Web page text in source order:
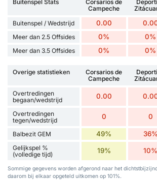
Buitenspel Stats
Corsarios de
Campeche
Buitenspel / Wedstrijd 0.00
Meer dan 2.5 Offsides 0% 0%
Meer dan 3.5 Offsides 0% 0%
Overige statistieken
Corsarios de
Campeche
Overtredingen
begaan/wedstrijd
0.00
Overtredingen
tegen/wedstrijd
0 0
Balbezit GEM 49% 36%
Gelijkspel %
(volledige tijd)
19% 10%
Sommige gegevens worden afgerond naar het
daarom bij elkaar opgeteld uitkomen op 101%.